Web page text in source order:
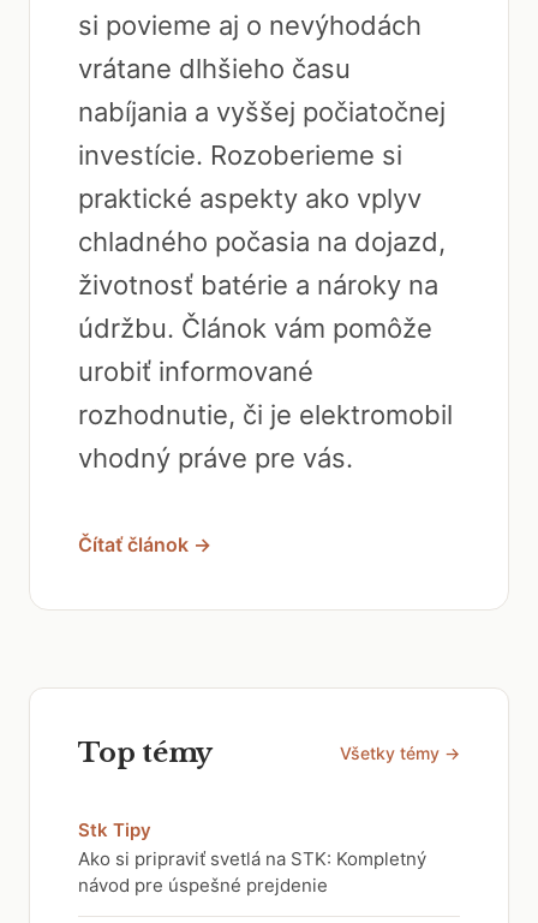
si povieme aj o nevýhodách
vrátane dlhšieho času
nabíjania a vyššej počiatočnej
investície. Rozoberieme si
praktické aspekty ako vplyv
chladného počasia na dojazd,
životnosť batérie a nároky na
údržbu. Článok vám pomôže
urobiť informované
rozhodnutie, či je elektromobil
vhodný práve pre vás.
Čítať článok →
Top témy Všetky témy →
Stk Tipy
Ako si pripraviť svetlá na STK: Kompletný
návod pre úspešné prejdenie